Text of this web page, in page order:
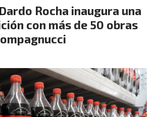
Rocha inaugura una
con más de 50 obras